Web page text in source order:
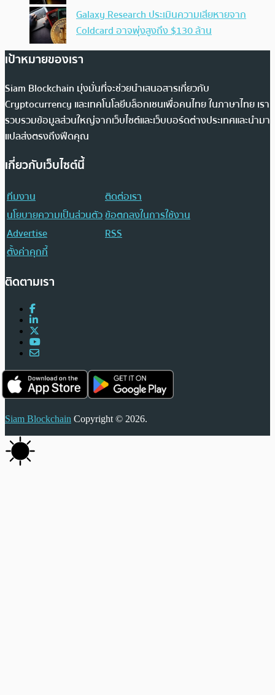
Galaxy Research ประเมินความเสียหายจาก
Coldcard อาจพุ่งสูงถึง $130 ล้าน
เป้าหมายของเรา
Siam Blockchain มุ่งมั่นที่จะช่วยนำเสนอสารเกี่ยวกับ
Cryptocurrency และเทคโนโลยีบล็อกเชนเพื่อคนไทย ในภาษาไทย เรา
รวบรวมข้อมูลส่วนใหญ่จากเว็บไซต์และเว็บบอร์ดต่างประเทศและนำมา
แปลส่งตรงถึงฟีดคุณ
เกี่ยวกับเว็บไซต์นี้
ทีมงาน
ติดต่อเรา
นโยบายความเป็นส่วนตัวข้อตกลงในการใช้งาน
Advertise
RSS
ตั้งค่าคุกกี้
ติดตามเรา
Siam Blockchain Copyright © 2026.